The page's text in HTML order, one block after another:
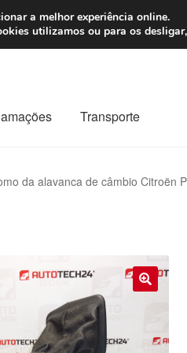
Transporte
da alavanca de câmbio Citroën
a melhor experiência online.
utilizamos ou para os